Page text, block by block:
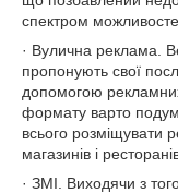
спектром
· Вулична реклама.
пропонують свої
допомогою
формату варто
всього розміщувати
магазинів і
· ЗМІ. Виходячи з